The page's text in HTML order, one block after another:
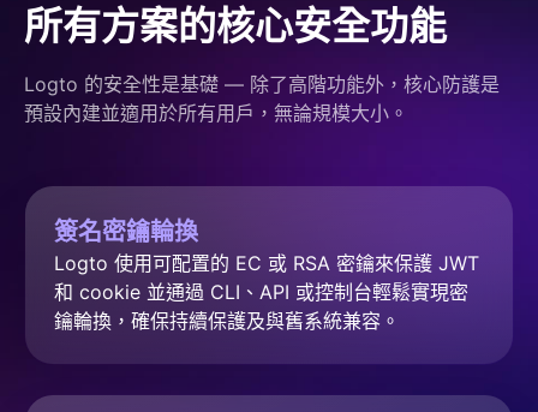
所有方案的核心安全功能
Logto 的安全性是基礎 — 除了高階功能外，核心防護是
預設內建並適用於所有用戶，無論規模大小。
簽名密鑰輪換
Logto 使用可配置的 EC 或 RSA 密鑰來保護 JWT
和 cookie 並通過 CLI、API 或控制台輕鬆實現密
鑰輪換，確保持續保護及與舊系統兼容。